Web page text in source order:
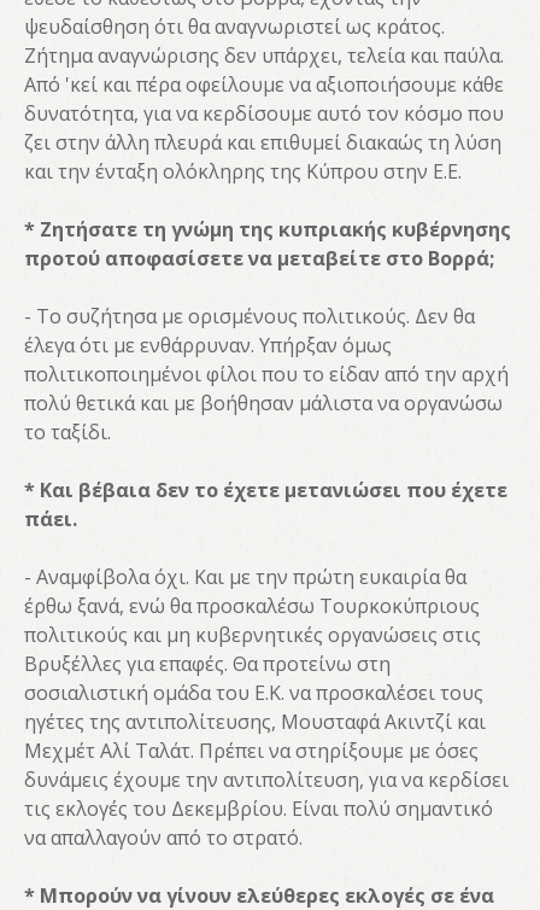
ψευδαίσθηση ότι θα αναγνωριστεί ως κράτος.
Ζήτημα αναγνώρισης δεν υπάρχει, τελεία και παύλα.
Από 'κεί και πέρα οφείλουμε να αξιοποιήσουμε κάθε
δυνατότητα, για να κερδίσουμε αυτό τον κόσμο που
ζει στην άλλη πλευρά και επιθυμεί διακαώς τη λύση
και την ένταξη ολόκληρης της Κύπρου στην Ε.Ε.
* Ζητήσατε τη γνώμη της κυπριακής κυβέρνησης
προτού αποφασίσετε να μεταβείτε στο Βορρά;
- Το συζήτησα με ορισμένους πολιτικούς. Δεν θα
έλεγα ότι με ενθάρρυναν. Υπήρξαν όμως
πολιτικοποιημένοι φίλοι που το είδαν από την αρχή
πολύ θετικά και με βοήθησαν μάλιστα να οργανώσω
το ταξίδι.
* Και βέβαια δεν το έχετε μετανιώσει που έχετε
πάει.
- Αναμφίβολα όχι. Και με την πρώτη ευκαιρία θα
έρθω ξανά, ενώ θα προσκαλέσω Τουρκοκύπριους
πολιτικούς και μη κυβερνητικές οργανώσεις στις
Βρυξέλλες για επαφές. Θα προτείνω στη
σοσιαλιστική ομάδα του Ε.Κ. να προσκαλέσει τους
ηγέτες της αντιπολίτευσης, Μουσταφά Ακιντζί και
Μεχμέτ Αλί Ταλάτ. Πρέπει να στηρίξουμε με όσες
δυνάμεις έχουμε την αντιπολίτευση, για να κερδίσει
τις εκλογές του Δεκεμβρίου. Είναι πολύ σημαντικό
να απαλλαγούν από το στρατό.
* Μπορούν να γίνουν ελεύθερες εκλογές σε ένα